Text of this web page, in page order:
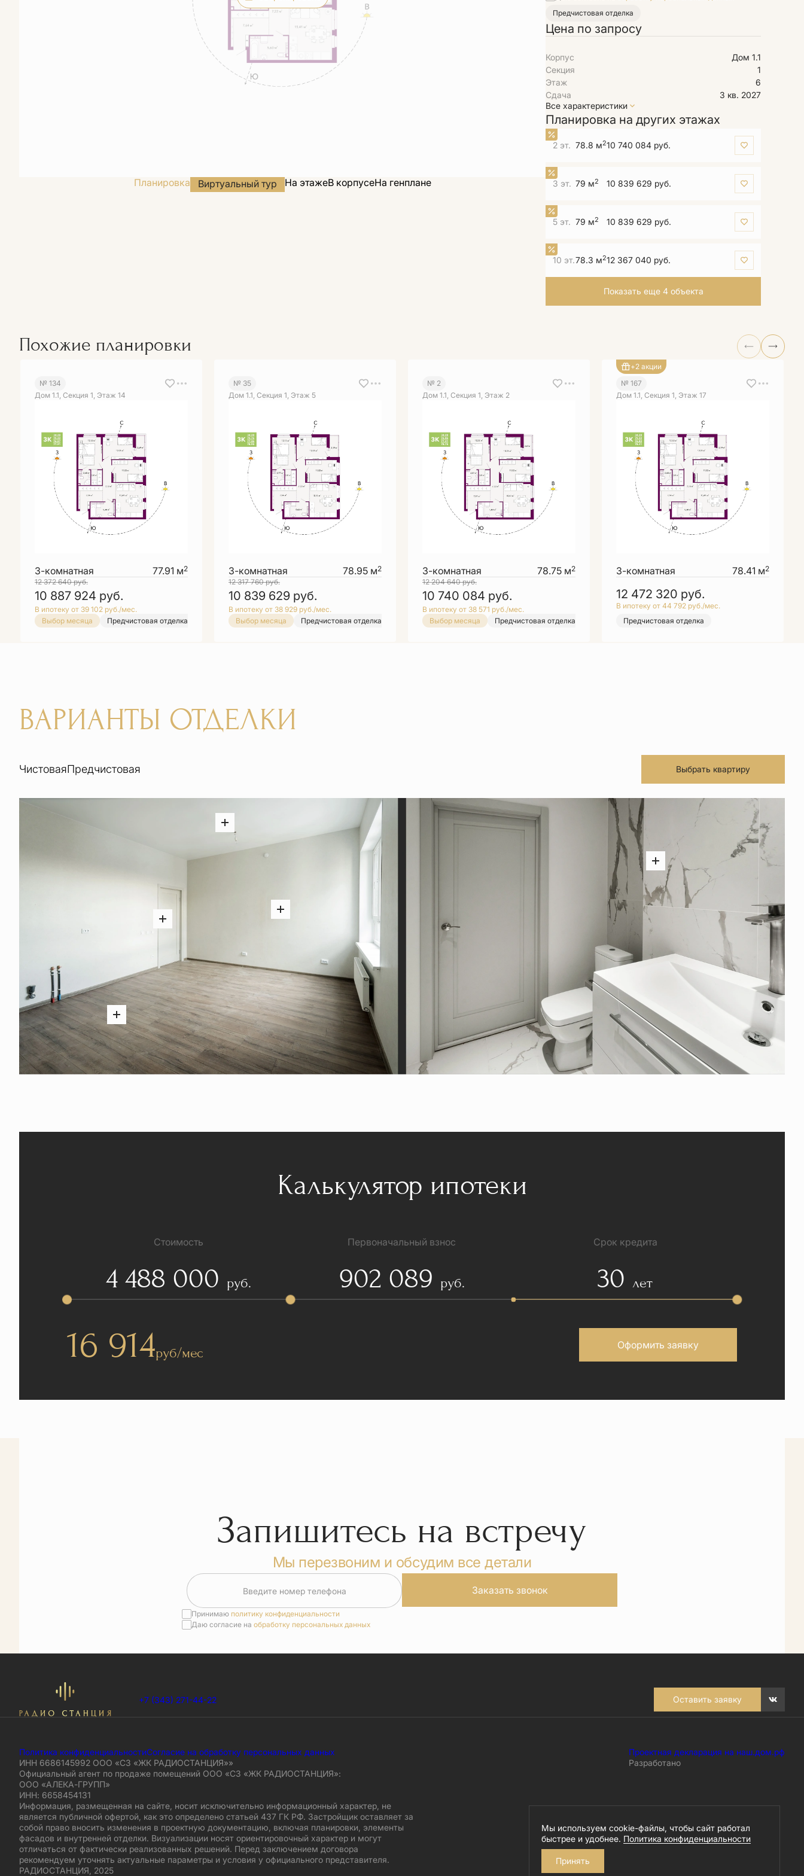
Планировка Виртуальный тур На этажеВ корпусеНа генплане
Предчистовая отделка
Цена по запросу
Корпус
Дом 1.1
Секция
1
Этаж
6
Сдача
3 кв. 2027
Все характеристики
Планировка на других этажах
2 эт. 78.8 м210 740 084 руб.
3 эт. 79 м2 10 839 629 руб.
5 эт. 79 м2 10 839 629 руб.
10 эт.78.3 м212 367 040 руб.
Показать еще 4 объектa
Похожие планировки
№ 134
Дом 1.1, Секция 1, Этаж 14
3-комнатная 77.91 м2
12 372 640руб.
10 887 924 руб.
В ипотеку от 39 102 руб./мес.
Выбор месяца
Предчистовая отделка Выбор месяца Предчистовая отделка
№ 35
Дом 1.1, Секция 1, Этаж 5
3-комнатная 78.95 м2
12 317 760руб.
10 839 629 руб.
В ипотеку от 38 929 руб./мес.
Выбор месяца
Предчистовая отделка Выбор месяца Предчистовая отделка
№ 2
Дом 1.1, Секция 1, Этаж 2
3-комнатная 78.75 м2
12 204 640руб.
10 740 084 руб.
В ипотеку от 38 571 руб./мес.
Выбор месяца
Предчистовая отделка Выбор месяца Предчистовая отделка
+2 акции
№ 167
Дом 1.1, Секция 1, Этаж 17
3-комнатная 78.41 м2
12 472 320 руб.
В ипотеку от 44 792 руб./мес.
Предчистовая отделка
ВАРИАНТЫ ОТДЕЛКИ
ЧистоваяПредчистовая Выбрать квартиру
Калькулятор ипотеки
Стоимость
4 488 000 руб.
Первоначальный взнос
902 089 руб.
Срок кредита
30лет
16 914руб/мес Оформить заявку
Запишитесь на встречу
Мы перезвоним и обсудим все детали
Введите номер телефона Заказать звонок
Принимаю политику конфиденциальности
Даю согласие на обработку персональных данных
+7 (343) 271-44-22 Оставить заявку
Политика конфиденциальностиСогласие на обработку персональных данных
ИНН 6686145992 ООО «СЗ «ЖК РАДИОСТАНЦИЯ»»
Официальный агент по продаже помещений ООО «СЗ «ЖК РАДИОСТАНЦИЯ»:
ООО «АЛЕКА-ГРУПП»
ИНН: 6658454131
Информация, размещенная на сайте, носит исключительно информационный характер, не
является публичной офертой, как это определено статьей 437 ГК РФ. Застройщик оставляет за
собой право вносить изменения в проектную документацию, включая планировки, элементы
фасадов и внутренней отделки. Визуализации носят ориентировочный характер и могут
отличаться от фактически реализованных решений. Перед заключением договора
рекомендуем уточнять актуальные параметры и условия у официального представителя.
РАДИОСТАНЦИЯ, 2025
Проектная декларация на наш.дом.рф
Разработано
Мы используем cookie-файлы, чтобы сайт работал
быстрее и удобнее. Политика конфиденциальности
Принять